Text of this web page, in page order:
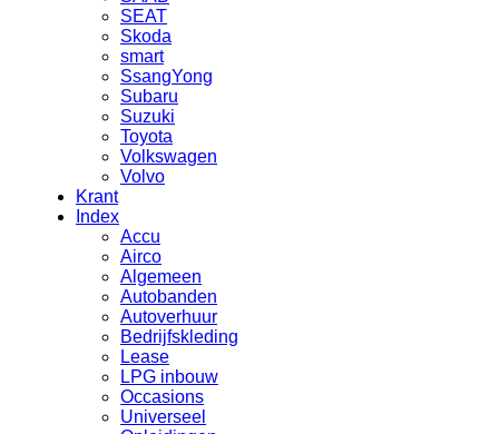
SEAT
Skoda
smart
SsangYong
Subaru
Suzuki
Toyota
Volkswagen
Volvo
Krant
Index
Accu
Airco
Algemeen
Autobanden
Autoverhuur
Bedrijfskleding
Lease
LPG inbouw
Occasions
Universeel